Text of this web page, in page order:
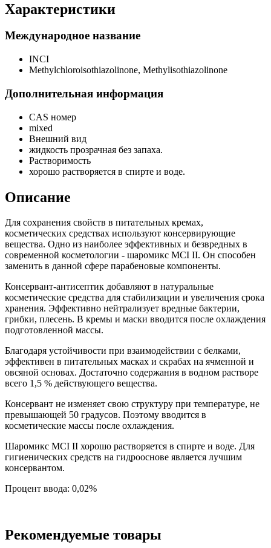
Характеристики
Международное название
INCI
Methylchloroisothiazolinone, Methylisothiazolinone
Дополнительная информация
CAS номер
mixed
Внешний вид
жидкость прозрачная без запаха.
Растворимость
хорошо растворяется в спирте и воде.
Описание
Для сохранения свойств в питательных кремах,
косметических средствах используют консервирующие
вещества. Одно из наиболее эффективных и безвредных в
современной косметологии - шаромикс MCI II. Он способен
заменить в данной сфере парабеновые компоненты.
Консервант-антисептик добавляют в натуральные
косметические средства для стабилизации и увеличения срока
хранения. Эффективно нейтрализует вредные бактерии,
грибки, плесень. В кремы и маски вводится после охлаждения
подготовленной массы.
Благодаря устойчивости при взаимодействии с белками,
эффективен в питательных масках и скрабах на ячменной и
овсяной основах. Достаточно содержания в водном растворе
всего 1,5 % действующего вещества.
Консервант не изменяет свою структуру при температуре, не
превышающей 50 градусов. Поэтому вводится в
косметические массы после охлаждения.
Шаромикс MCI II хорошо растворяется в спирте и воде. Для
гигиенических средств на гидрооснове является лучшим
консервантом.
Процент ввода: 0,02%
Рекомендуемые товары